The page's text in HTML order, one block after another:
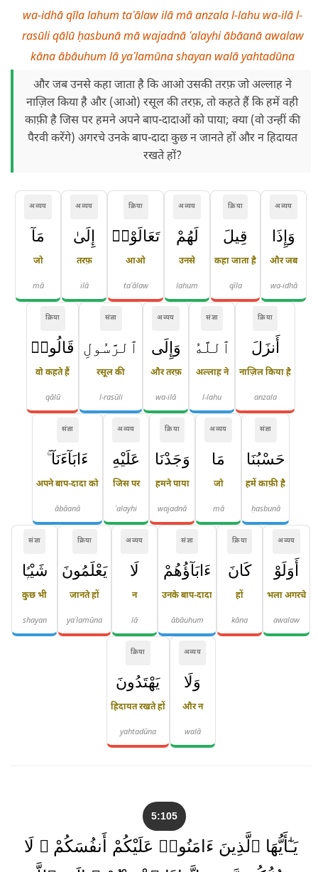
wa-idhā qīla lahum taʿālaw ilā mā anzala l-lahu wa-ilā l-
rasūli qālū ḥasbunā mā wajadnā ʿalayhi ābāanā awalaw
kāna ābāuhum lā yaʿlamūna shayan walā yahtadūna
और जब उनसे कहा जाता है कि आओ उसकी तरफ़ जो अल्लाह ने
नाज़िल किया है और (आओ) रसूल की तरफ़, तो कहते हैं कि हमें वही
काफ़ी है जिस पर हमने अपने बाप-दादाओं को पाया; क्या (वो उन्हीं की
पैरवी करेंगे) अगरचे उनके बाप-दादा कुछ न जानते हों और न हिदायत
रखते हों?
अव्यय
وَإِذَا
और जब
wa-idhā
क्रिया
قِيلَ
कहा जाता है
qīla
अव्यय
لَهُمْ
उनसे
lahum
क्रिया
تَعَالَوْا۟
आओ
taʿālaw
अव्यय
إِلَىٰ
तरफ़
ilā
अव्यय
مَآ
जो
mā
क्रिया
أَنزَلَ
नाज़िल किया है
anzala
संज्ञा
ٱللَّهُ
अल्लाह ने
l-lahu
अव्यय
وَإِلَى
और तरफ़
wa-ilā
संज्ञा
ٱلرَّسُولِ
रसूल की
l-rasūli
क्रिया
قَالُوا۟
वो कहते हैं
qālū
संज्ञा
حَسْبُنَا
हमें काफ़ी है
ḥasbunā
अव्यय
مَا
जो
mā
क्रिया
وَجَدْنَا
हमने पाया
wajadnā
अव्यय
عَلَيْهِ
जिस पर
ʿalayhi
संज्ञा
ءَابَآءَنَآ ۚ
अपने बाप-दादा को
ābāanā
अव्यय
أَوَلَوْ
भला अगरचे
awalaw
क्रिया
كَانَ
हों
kāna
संज्ञा
ءَابَآؤُهُمْ
उनके बाप-दादा
ābāuhum
अव्यय
لَا
न
lā
क्रिया
يَعْلَمُونَ
जानते हों
yaʿlamūna
संज्ञा
شَيْـًۭٔا
कुछ भी
shayan
अव्यय
وَلَا
और न
walā
क्रिया
يَهْتَدُونَ
हिदायत रखते हों
yahtadūna
5:105
يَـٰٓأَيُّهَا ٱلَّذِينَ ءَامَنُوا۟ عَلَيْكُمْ أَنفُسَكُمْ ۖ لَا